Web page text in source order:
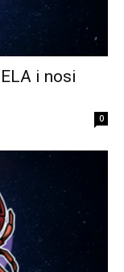
i nosi
0